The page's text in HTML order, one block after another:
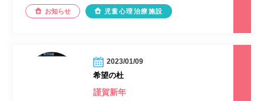
お知らせ 児童心理治療施設
2023/01/09
希望の杜
謹賀新年